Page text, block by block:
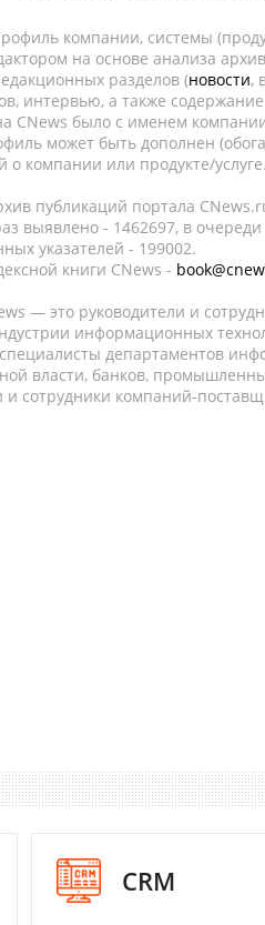
компании, системы
на основе анализа
разделов (новости,
интервью, а также
CNews было с именем
может быть дополнен
о компании или продукте/услуге.
публикаций портала
выявлено - 1462697, в очереди
указателей - 199002.
книги CNews -
— это руководители и
информационных
департаментов
власти, банков,
и сотрудники компаний-
CRM